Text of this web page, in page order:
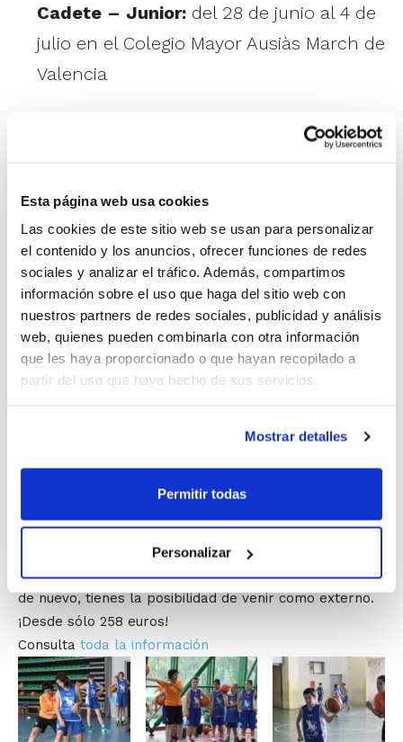
Esta página web usa cookies
Las cookies de este sitio web se usan para personalizar
el contenido y los anuncios, ofrecer funciones de redes
sociales y analizar el tráfico. Además, compartimos
información sobre el uso que haga del sitio web con
nuestros partners de redes sociales, publicidad y análisis
web, quienes pueden combinarla con otra información
que les haya proporcionado o que hayan recopilado a
partir del uso que haya hecho de sus servicios.
Mostrar detalles
Permitir todas
Personalizar
Cadete – Junior: del 28 de junio al 4 de
julio en el Colegio Mayor Ausiàs March de
Valencia
En el Campus se trabajarán de manera intensiva los
con
atención especial al 3×3
Torneo ante Cataluña y Aragón con los mejores
jugadores/as del Campus, los ganadores en la
competición interna de 3×3 Infantil y Cadete también
participarán en unTorneo ante los mejores de estas
Comunidades.
Cualquier jugador/a puede participar en el Campus,
adaptados a la edad y al nivel de juego de los
actividad está abierta a la participación de todos los
chavales, estén o no en el Programa de Tecnificación.
Mantenemos losmismos precios del año pasado. Y
de nuevo, tienes la posibilidad de venir como externo.
¡Desde sólo 258 euros!
Consulta toda la información